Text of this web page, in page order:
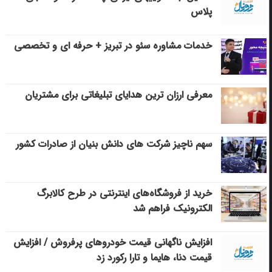
پلاس
خدمات مشاوره سئو در تبریز + حرفه ای و تخصصی
معرفی ارزان ترین هدایای تبلیغاتی برای مشتریان
سهم ناچیز شرکت های دانش بنیان از صادرات کشور
خرید از فروشگاه‌های اینترنتی در طرح کالابرگ
الکترونیک فراهم شد
افزایش ناگهانی قیمت خودروهای پرفروش / افزایش
قیمت دنا، هایما و تارا رکورد زد